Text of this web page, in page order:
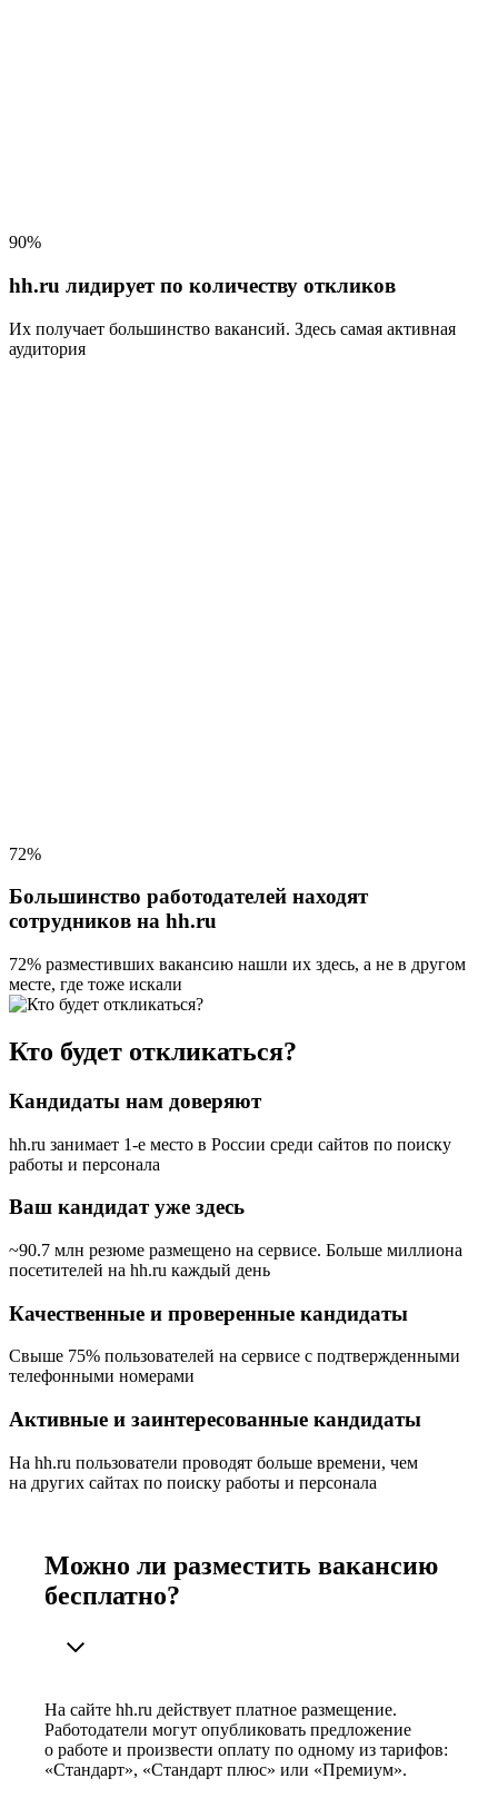
90%
hh.ru лидирует по количеству откликов
Их получает большинство вакансий. Здесь самая активная
аудитория
72%
Большинство работодателей находят
сотрудников на hh.ru
72% разместивших вакансию нашли их здесь, а не в другом
месте, где тоже искали
Кто будет откликаться?
Кандидаты нам доверяют
hh.ru занимает 1-е место в России среди сайтов по поиску
работы и персонала
Ваш кандидат уже здесь
~90.7 млн резюме размещено на сервисе. Больше миллиона
посетителей на hh.ru каждый день
Качественные и проверенные кандидаты
Свыше 75% пользователей на сервисе с подтвержденными
телефонными номерами
Активные и заинтересованные кандидаты
На hh.ru пользователи проводят больше времени, чем
на других сайтах по поиску работы и персонала
Можно ли разместить вакансию
бесплатно?
На сайте hh.ru действует платное размещение.
Работодатели могут опубликовать предложение
о работе и произвести оплату по одному из тарифов:
«Стандарт», «Стандарт плюс» или «Премиум».